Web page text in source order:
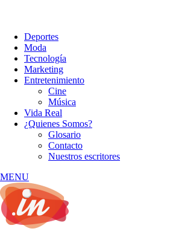
Deportes
Moda
Tecnología
Marketing
Entretenimiento
Cine
Música
Vida Real
¿Quienes Somos?
Glosario
Contacto
Nuestros escritores
MENU